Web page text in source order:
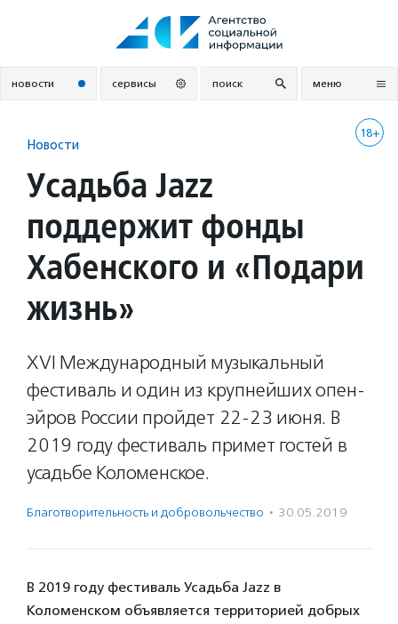
новости сервисы поиск меню
18+
Новости
Усадьба Jazz
поддержит фонды
Хабенского и «Подари
жизнь»
XVI Международный музыкальный
фестиваль и один из крупнейших опен-
эйров России пройдет 22-23 июня. В
2019 году фестиваль примет гостей в
усадьбе Коломенское.
Благотвори­тель­ность и доброволь­чест­во · 30.05.2019
В 2019 году фестиваль Усадьба Jazz в
Коломенском объявляется территорией добрых